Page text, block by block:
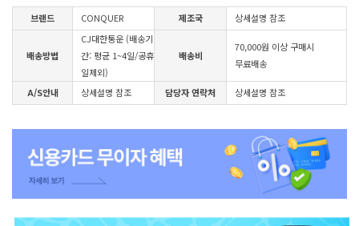
브랜드 CONQUER 제조국 상세설명 참조
배송방법
CJ대한통운 (배송기
간: 평균 1~4일/공휴
일제외)
배송비
70,000원 이상 구매시
무료배송
A/S안내 상세설명 참조 담당자 연락처 상세설명 참조